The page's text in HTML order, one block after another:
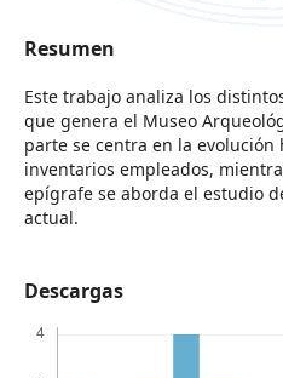
Resumen
Este trabajo analiza los
que genera el Museo
parte se centra en la
inventarios empleados,
epígrafe se aborda el estudio
actual.
Descargas